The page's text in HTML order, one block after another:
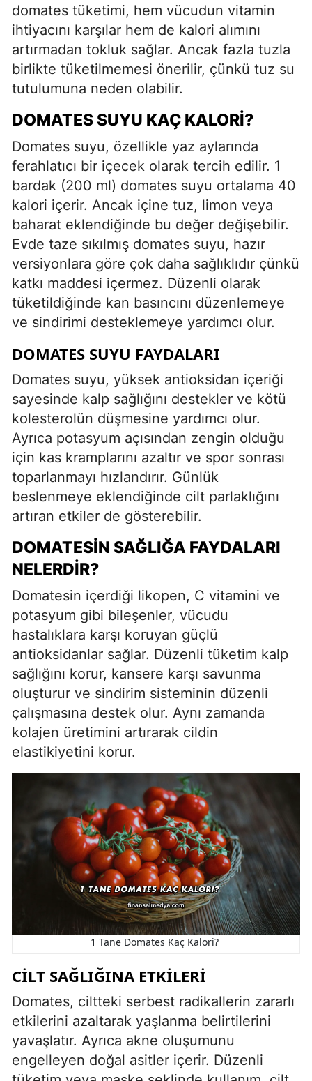
domates tüketimi, hem vücudun vitamin
ihtiyacını karşılar hem de kalori alımını
artırmadan tokluk sağlar. Ancak fazla tuzla
birlikte tüketilmemesi önerilir, çünkü tuz su
tutulumuna neden olabilir.
DOMATES SUYU KAÇ KALORI?
Domates suyu, özellikle yaz aylarında
ferahlatıcı bir içecek olarak tercih edilir. 1
bardak (200 ml) domates suyu ortalama 40
kalori içerir. Ancak içine tuz, limon veya
baharat eklendiğinde bu değer değişebilir.
Evde taze sıkılmış domates suyu, hazır
versiyonlara göre çok daha sağlıklıdır çünkü
katkı maddesi içermez. Düzenli olarak
tüketildiğinde kan basıncını düzenlemeye
ve sindirimi desteklemeye yardımcı olur.
DOMATES SUYU FAYDALARI
Domates suyu, yüksek antioksidan içeriği
sayesinde kalp sağlığını destekler ve kötü
kolesterolün düşmesine yardımcı olur.
Ayrıca potasyum açısından zengin olduğu
için kas kramplarını azaltır ve spor sonrası
toparlanmayı hızlandırır. Günlük
beslenmeye eklendiğinde cilt parlaklığını
artıran etkiler de gösterebilir.
DOMATESIN SAĞLIĞA FAYDALARI
NELERDIR?
Domatesin içerdiği likopen, C vitamini ve
potasyum gibi bileşenler, vücudu
hastalıklara karşı koruyan güçlü
antioksidanlar sağlar. Düzenli tüketim kalp
sağlığını korur, kansere karşı savunma
oluşturur ve sindirim sisteminin düzenli
çalışmasına destek olur. Aynı zamanda
kolajen üretimini artırarak cildin
elastikiyetini korur.
1 Tane Domates Kaç Kalori?
CILT SAĞLIĞINA ETKILERI
Domates, ciltteki serbest radikallerin zararlı
etkilerini azaltarak yaşlanma belirtilerini
yavaşlatır. Ayrıca akne oluşumunu
engelleyen doğal asitler içerir. Düzenli